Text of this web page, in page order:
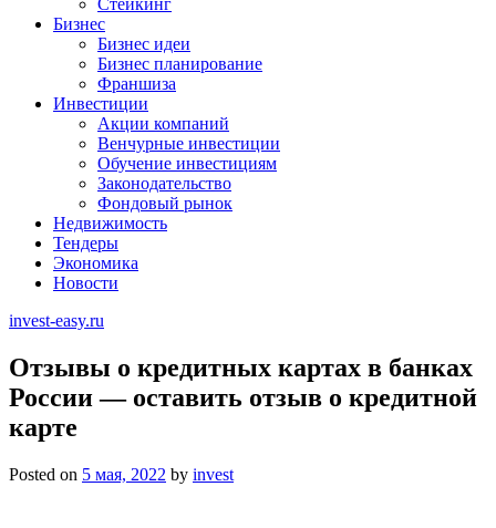
Стейкинг
Бизнес
Бизнес идеи
Бизнес планирование
Франшиза
Инвестиции
Акции компаний
Венчурные инвестиции
Обучение инвестициям
Законодательство
Фондовый рынок
Недвижимость
Тендеры
Экономика
Новости
invest-easy.ru
Отзывы о кредитных картах в банках
России — оставить отзыв о кредитной
карте
Posted on 5 мая, 2022 by invest